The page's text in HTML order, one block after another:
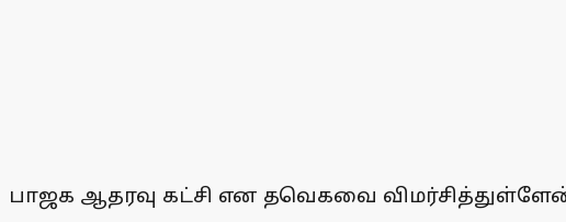
பாஜக ஆதரவு கட்சி என தவெகவை